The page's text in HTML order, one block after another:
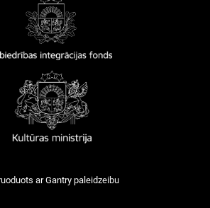
arGantry paleidzeibu